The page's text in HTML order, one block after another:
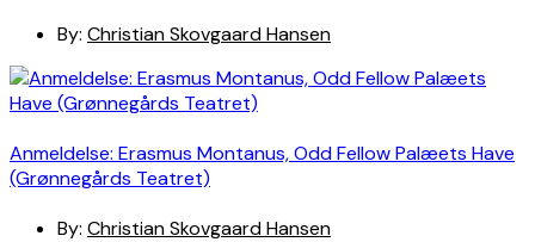
By: Christian Skovgaard Hansen
Anmeldelse: Erasmus Montanus, Odd Fellow Palæets Have
(Grønnegårds Teatret)
By: Christian Skovgaard Hansen